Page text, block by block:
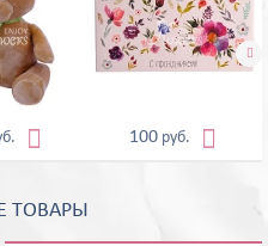
 100 руб. 

ТОВАРЫ